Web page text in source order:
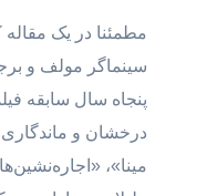
مطمئنا در یک مقاله
سینماگر مولف و
پنجاه سال سابقه
درخشان و
مینا»،